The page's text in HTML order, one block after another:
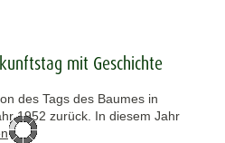
mit Geschichte
des Tags des Baumes in
1952 zurück. In diesem Jahr